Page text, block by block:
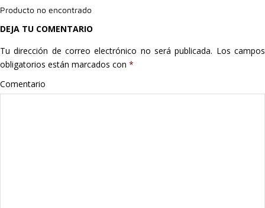
Blog
Deportes
Producto no encontrado
DEJA TU COMENTARIO
Tu dirección de correo electrónico no será publicada. Los campos
obligatorios están marcados con *
Comentario